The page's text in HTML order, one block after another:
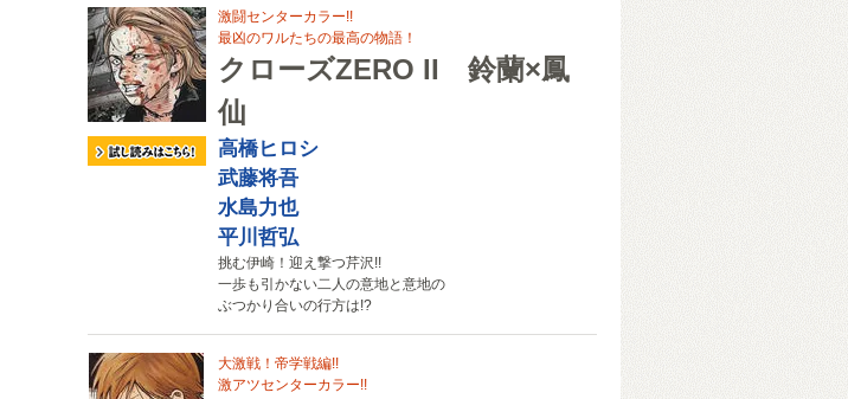
激闘センターカラー!!
最凶のワルたちの最高の物語！
クローズZERO II 鈴蘭×鳳
仙
高橋ヒロシ
武藤将吾
水島力也
平川哲弘
挑む伊崎！迎え撃つ芹沢!!
一歩も引かない二人の意地と意地の
ぶつかり合いの行方は!?
大激戦！帝学戦編!!
激アツセンターカラー!!